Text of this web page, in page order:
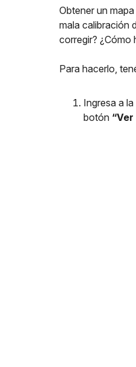
Obtener un
mala calibración
corregir? ¿Cómo
Para hacerlo,
Ingresa a
botón “Ver